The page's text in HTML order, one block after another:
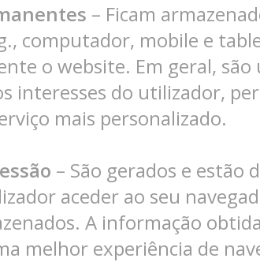
– Ficam
computador, mobile e
o website. Em geral,
interesses do utilizador,
mais personalizado.
– São gerados e estão
aceder ao seu
A informação
melhor experiência de